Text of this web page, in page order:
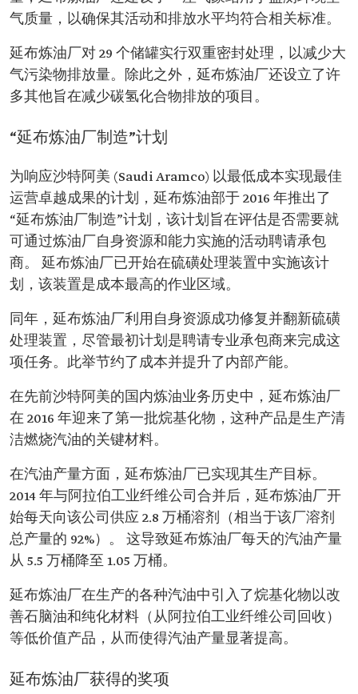
气质量，以确保其活动和排放水平均符合相关标准。
延布炼油厂对 29 个储罐实行双重密封处理，以减少大
气污染物排放量。除此之外，延布炼油厂还设立了许
多其他旨在减少碳氢化合物排放的项目。
“延布炼油厂制造”计划
为响应沙特阿美 (Saudi Aramco) 以最低成本实现最佳
运营卓越成果的计划，延布炼油部于 2016 年推出了
“延布炼油厂制造”计划，该计划旨在评估是否需要就
可通过炼油厂自身资源和能力实施的活动聘请承包
商。 延布炼油厂已开始在硫磺处理装置中实施该计
划，该装置是成本最高的作业区域。
同年，延布炼油厂利用自身资源成功修复并翻新硫磺
处理装置，尽管最初计划是聘请专业承包商来完成这
项任务。此举节约了成本并提升了内部产能。
在先前沙特阿美的国内炼油业务历史中，延布炼油厂
在 2016 年迎来了第一批烷基化物，这种产品是生产清
洁燃烧汽油的关键材料。
在汽油产量方面，延布炼油厂已实现其生产目标。
2014 年与阿拉伯工业纤维公司合并后，延布炼油厂开
始每天向该公司供应 2.8 万桶溶剂（相当于该厂溶剂
总产量的 92%）。 这导致延布炼油厂每天的汽油产量
从 5.5 万桶降至 1.05 万桶。
延布炼油厂在生产的各种汽油中引入了烷基化物以改
善石脑油和纯化材料（从阿拉伯工业纤维公司回收）
等低价值产品，从而使得汽油产量显著提高。
延布炼油厂获得的奖项